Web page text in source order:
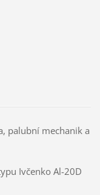
mechanik a
Ivčenko Al-20D